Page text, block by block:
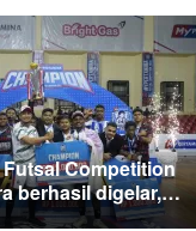
Competition
berhasil digelar,
muda berprestasi